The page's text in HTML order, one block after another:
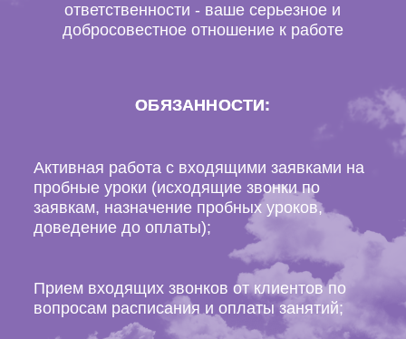
ответственности - ваше серьезное и
добросовестное отношение к работе
ОБЯЗАННОСТИ:
Активная работа с входящими заявками на
пробные уроки (исходящие звонки по
заявкам, назначение пробных уроков,
доведение до оплаты);
Прием входящих звонков от клиентов по
вопросам расписания и оплаты занятий;